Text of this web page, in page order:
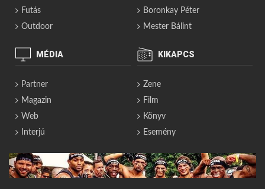
Futás
Outdoor
Boronkay Péter
Mester Bálint
MÉDIA
Partner
Magazin
Web
Interjú
KIKAPCS
Zene
Film
Könyv
Esemény